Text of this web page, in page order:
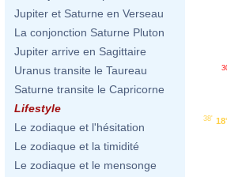
Jupiter et Saturne en Verseau
La conjonction Saturne Pluton
Jupiter arrive en Sagittaire
Uranus transite le Taureau
Saturne transite le Capricorne
Lifestyle
Le zodiaque et l'hésitation
Le zodiaque et la timidité
Le zodiaque et le mensonge
38'